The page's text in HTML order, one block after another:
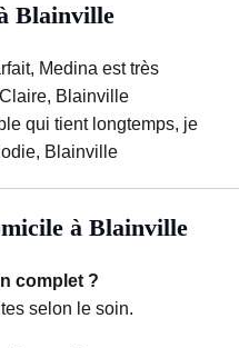
Blainville
Medina est très
Blainville
qui tient longtemps, je
Blainville
à Blainville
complet ?
selon le soin.